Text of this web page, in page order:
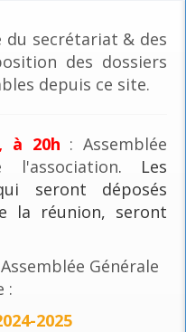
du secrétariat & des
des dossiers
depuis ce site.
à 20h : Assemblée
l'association. Les
seront déposés
la réunion, seront
Générale
:
2025